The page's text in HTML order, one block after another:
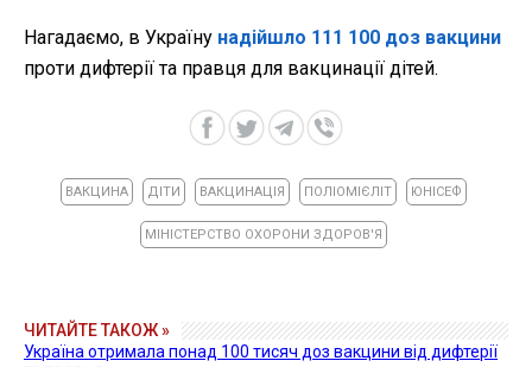
Нагадаємо, в Україну надійшло 111 100 доз вакцини
проти дифтерії та правця для вакцинації дітей.
ВАКЦИНА ДІТИ ВАКЦИНАЦІЯ ПОЛІОМІЄЛІТ ЮНІСЕФ
МІНІСТЕРСТВО ОХОРОНИ ЗДОРОВ'Я
ЧИТАЙТЕ ТАКОЖ »
Україна отримала понад 100 тисяч доз вакцини від дифтерії